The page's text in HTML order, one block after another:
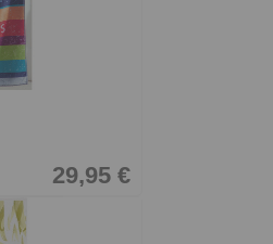
29,95 €